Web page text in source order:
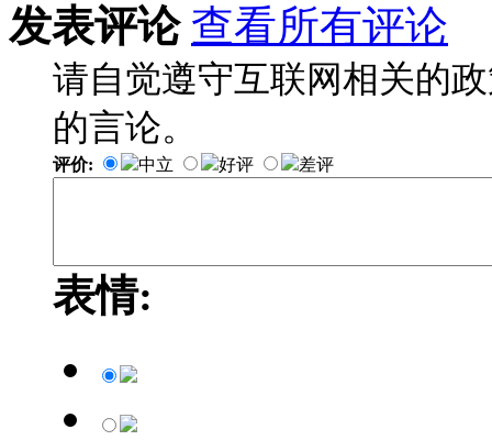
发表评论 查看所有评论
请自觉遵守互联网相关的
的言论。
评价: 中立 好评 差评
表情: